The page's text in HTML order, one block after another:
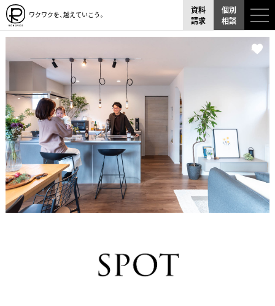
ワクワクを、越えていこう。
資料
請求
個別
相談